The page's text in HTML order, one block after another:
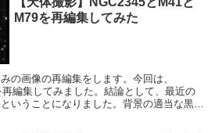
M79を再編集してみた
の画像の再編集をします。今回は、
再編集してみました。結論として、最近の
いうことになりました。背景の適当な黒差